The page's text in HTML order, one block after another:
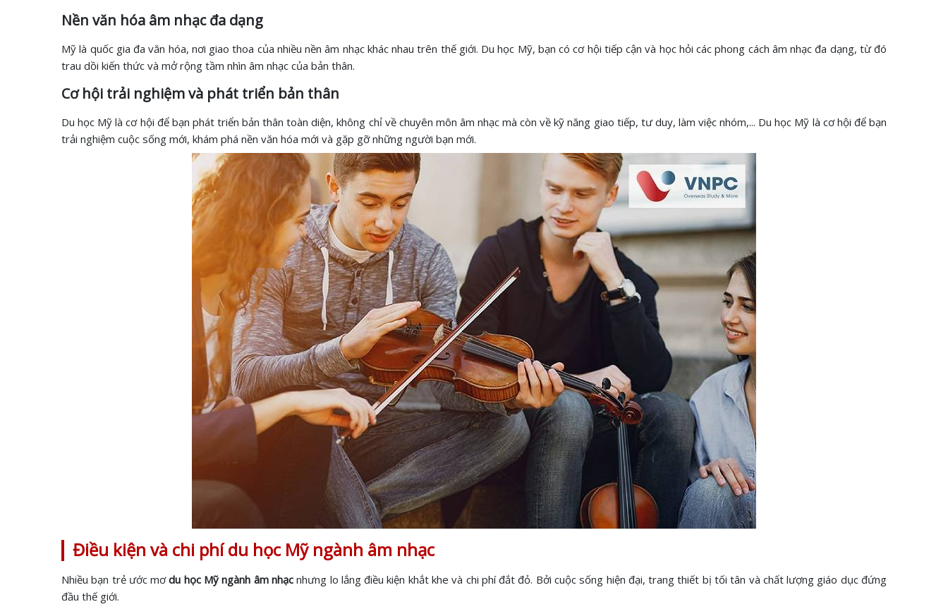
Nền văn hóa âm nhạc đa dạng
Mỹ là quốc gia đa văn hóa, nơi giao thoa của nhiều nền âm nhạc khác nhau trên thế giới. Du học Mỹ, bạn có cơ hội tiếp cận và học hỏi các phong cách âm nhạc đa dạng, từ đó
trau dồi kiến thức và mở rộng tầm nhìn âm nhạc của bản thân.
Cơ hội trải nghiệm và phát triển bản thân
Du học Mỹ là cơ hội để bạn phát triển bản thân toàn diện, không chỉ về chuyên môn âm nhạc mà còn về kỹ năng giao tiếp, tư duy, làm việc nhóm,... Du học Mỹ là cơ hội để bạn
trải nghiệm cuộc sống mới, khám phá nền văn hóa mới và gặp gỡ những người bạn mới.
Điều kiện và chi phí du học Mỹ ngành âm nhạc
Nhiều bạn trẻ ước mơdu học Mỹ ngành âm nhạcnhưng lo lắng điều kiện khắt khe và chi phí đắt đỏ. Bởi cuộc sống hiện đại, trang thiết bị tối tân và chất lượng giáo dục đứng
đầu thế giới.